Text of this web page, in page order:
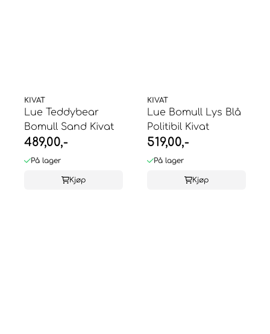
KIVAT
Lue Teddybear
Bomull Sand Kivat
489,00,-
På lager
Kjøp
KIVAT
Lue Bomull Lys Blå
Politibil Kivat
519,00,-
På lager
Kjøp